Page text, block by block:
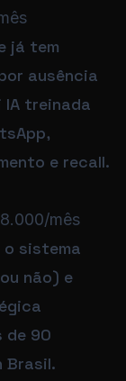
já tem
ausência
IA treinada
e recall.
mês
o sistema
não) e
de 90
Brasil.